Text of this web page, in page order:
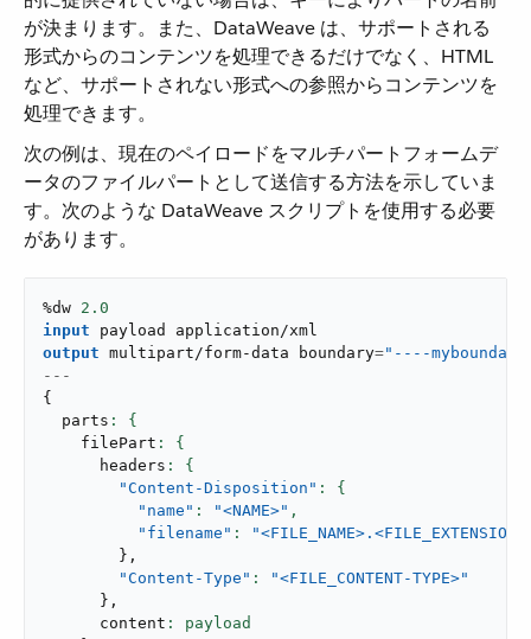
が決まります。また、DataWeave は、サポートされる
形式からのコンテンツを処理できるだけでなく、HTML
など、サポートされない形式への参照からコンテンツを
処理できます。
次の例は、現在のペイロードをマルチパートフォームデ
ータのファイルパートとして送信する方法を示していま
す。次のような DataWeave スクリプトを使用する必要
があります。
%dw 2.0
input payload application/xml
output multipart/form-data boundary="----
---
{
  parts
    filePart
      headers
"Content-Disposition"
"name" : "<NAME>" ,
"filename" :
} ,
"Content-Type" :
"<FILE_CONTENT-TYPE>"
} ,
      content